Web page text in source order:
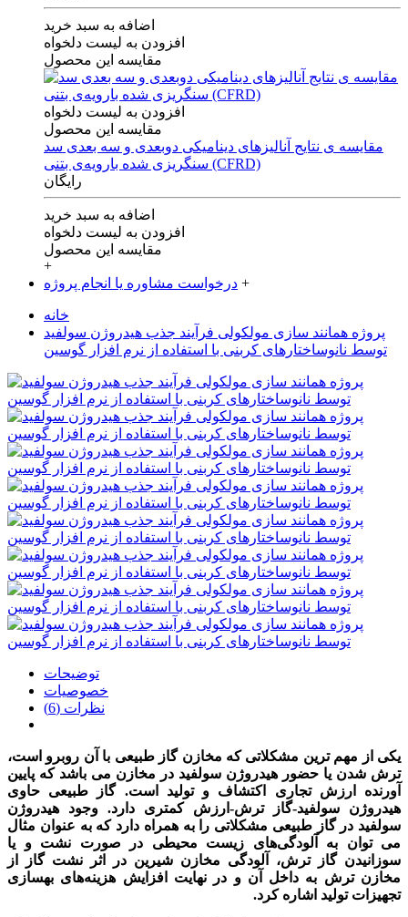
اضافه به سبد خرید
افزودن به لیست دلخواه
مقایسه این محصول
افزودن به لیست دلخواه
مقایسه این محصول
مقایسه ی‌ نتایج آنالیزهای‌ دینامیکی‌ دوبعدی‌ و‌ سه بعدی‌ سد
سنگریزی‌ شده با‌رویه‌ی‌ بتنی‌ (CFRD)
رایگان
اضافه به سبد خرید
افزودن به لیست دلخواه
مقایسه این محصول
+
درخواست مشاوره یا انجام پروژه +
خانه
پروژه همانند سازی مولکولی فرآیند جذب هیدروژن سولفید
توسط نانوساختارهای کربنی با استفاده از نرم افزار گوسین
توضیحات
خصوصیات
نظرات (6)
یکی از مهم ترین مشکلاتی که مخازن گاز طبیعی با آن روبرو است،
ترش شدن یا حضور هیدروژن سولفید در مخازن می باشد که پایین
آورنده ارزش تجاری اکتشاف و تولید است.گاز طبیعی حاوی
هیدروژن سولفید-گاز ترش-ارزش کمتری دارد. وجود هیدروژن
سولفید در گاز طبیعی مشکلاتی را به همراه دارد که به عنوان مثال
می توان به آلودگی‌های زیست محیطی در صورت نشت و یا
سوزانیدن گاز ترش، آلودگی مخازن شیرین در اثر نشت گاز از
مخازن ترش به داخل آن و در نهایت افزایش هزینه‌های بهسازی
تجهیزات تولید اشاره کرد.